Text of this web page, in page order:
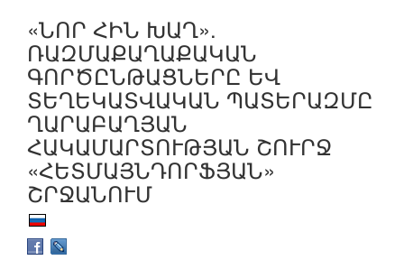
«ՆՈՐ ՀԻՆ ԽԱՂ».
ՌԱԶՄԱՔԱՂԱՔԱԿԱՆ
ԳՈՐԾԸՆԹԱՑՆԵՐԸ ԵՎ
ՏԵՂԵԿԱՏՎԱԿԱՆ ՊԱՏԵՐԱԶՄԸ
ՂԱՐԱԲԱՂՅԱՆ
ՀԱԿԱՄԱՐՏՈՒԹՅԱՆ ՇՈՒՐՋ
«ՀԵՏՄԱՅՆԴՈՐՖՅԱՆ»
ՇՐՋԱՆՈՒՄ